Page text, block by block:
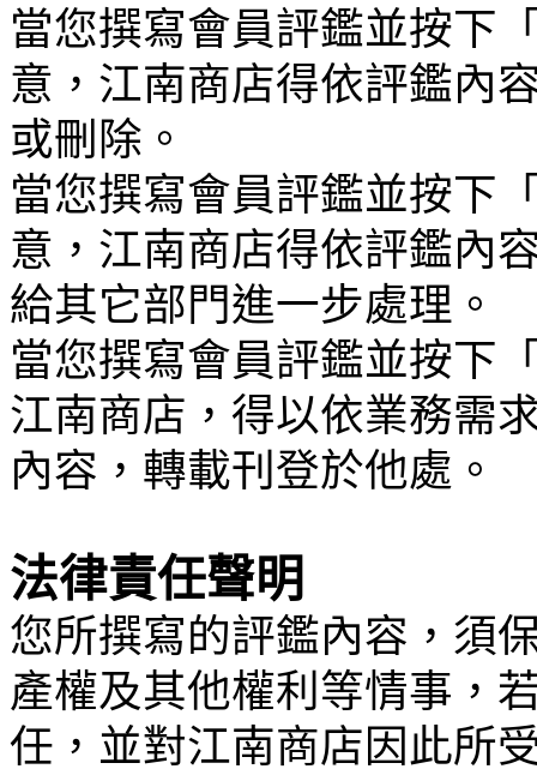
當您撰寫會員評鑑並按下
意，江南商店得依評鑑內
或刪除。
當您撰寫會員評鑑並按下
意，江南商店得依評鑑內
給其它部門進一步處理。
當您撰寫會員評鑑並按下
江南商店，得以依業務需
內容，轉載刊登於他處。
法律責任聲明
您所撰寫的評鑑內容，須
產權及其他權利等情事，
任，並對江南商店因此所